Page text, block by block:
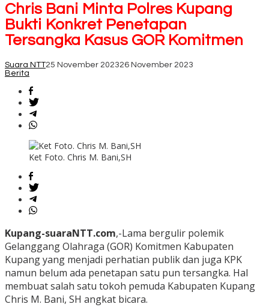
Chris Bani Minta Polres Kupang
Bukti Konkret Penetapan
Tersangka Kasus GOR Komitmen
Suara NTT25 November 202326 November 2023
Berita
Ket Foto. Chris M. Bani,SH
Kupang-suaraNTT.com,-Lama bergulir polemik
Gelanggang Olahraga (GOR) Komitmen Kabupaten
Kupang yang menjadi perhatian publik dan juga KPK
namun belum ada penetapan satu pun tersangka. Hal
membuat salah satu tokoh pemuda Kabupaten Kupang
Chris M. Bani, SH angkat bicara.